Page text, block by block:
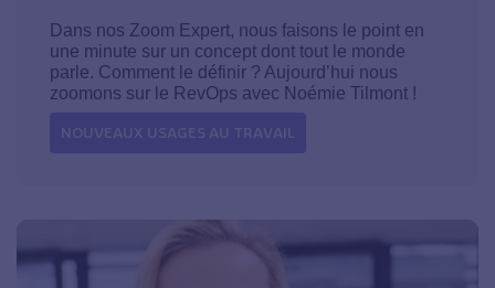
Dans nos Zoom Expert, nous faisons le point en
une minute sur un concept dont tout le monde
parle. Comment le définir ? Aujourd’hui nous
zoomons sur le RevOps avec Noémie Tilmont !
NOUVEAUX USAGES AU TRAVAIL